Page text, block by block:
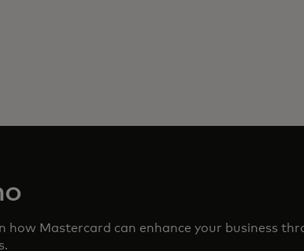
how Mastercard can enhance your business